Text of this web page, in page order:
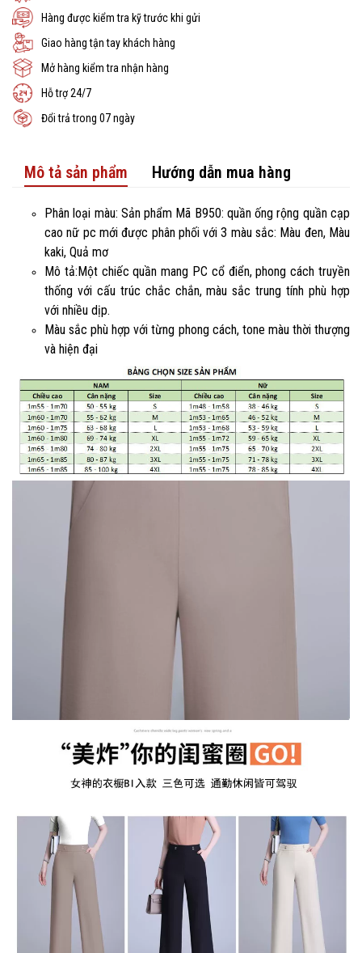
Hàng được kiểm tra kỹ trước khi gửi
Giao hàng tận tay khách hàng
Mở hàng kiểm tra nhận hàng
Hỗ trợ 24/7
Đổi trả trong 07 ngày
Mô tả sản phẩm Hướng dẫn mua hàng
Phân loại màu: Sản phẩm Mã B950: quần ống rộng quần cạp
cao nữ pc mới được phân phối với 3 màu sắc: Màu đen, Màu
kaki, Quả mơ
Mô tả:Một chiếc quần mang PC cổ điển, phong cách truyền
thống với cấu trúc chắc chắn, màu sắc trung tính phù hợp
với nhiều dịp.
Màu sắc phù hợp với từng phong cách, tone màu thời thượng
và hiện đại